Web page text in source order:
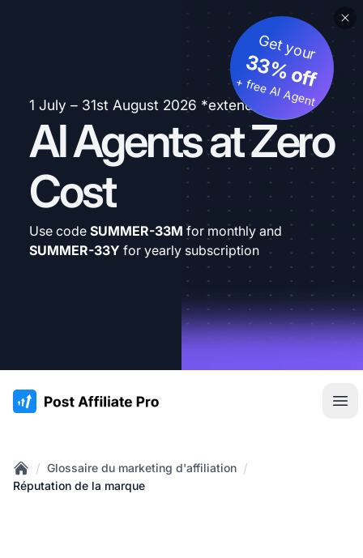
1 July – 31st August 2026 *extended
AI Agents at Zero
Cost
Get your
33% off
+ free AI Agent
Use code SUMMER-33M for monthly and
SUMMER-33Y for yearly subscription
:site.title
Home
/ Glossaire du marketing d'affiliation /
Réputation de la marque